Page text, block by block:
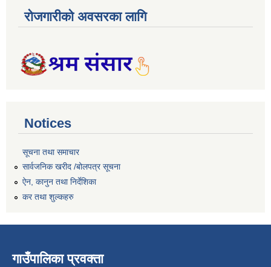
रोजगारीको अवसरका लागि
Notices
सूचना तथा समाचार
सार्वजनिक खरीद /बोलपत्र सूचना
ऐन, कानुन तथा निर्देशिका
कर तथा शुल्कहरु
गाउँपालिका प्रवक्ता